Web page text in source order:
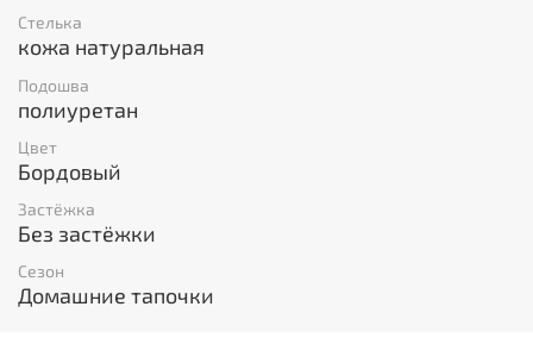
Стелька
кожа натуральная
Подошва
полиуретан
Цвет
Бордовый
Застёжка
Без застёжки
Сезон
Домашние тапочки